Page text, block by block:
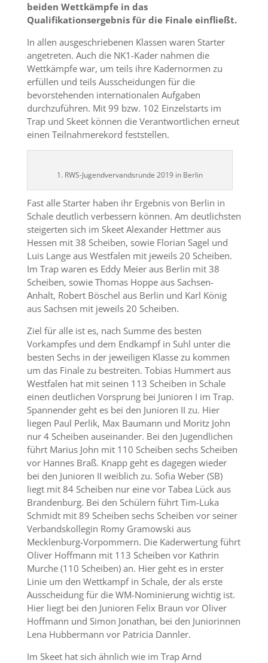
beiden Wettkämpfe in das
Qualifikationsergebnis für die Finale einfließt.
In allen ausgeschriebenen Klassen waren Starter
angetreten. Auch die NK1-Kader nahmen die
Wettkämpfe war, um teils ihre Kadernormen zu
erfüllen und teils Ausscheidungen für die
bevorstehenden internationalen Aufgaben
durchzuführen. Mit 99 bzw. 102 Einzelstarts im
Trap und Skeet können die Verantwortlichen erneut
einen Teilnahmerekord feststellen.
1. RWS-Jugendvervandsrunde 2019 in Berlin
Fast alle Starter haben ihr Ergebnis von Berlin in
Schale deutlich verbessern können. Am deutlichsten
steigerten sich im Skeet Alexander Hettmer aus
Hessen mit 38 Scheiben, sowie Florian Sagel und
Luis Lange aus Westfalen mit jeweils 20 Scheiben.
Im Trap waren es Eddy Meier aus Berlin mit 38
Scheiben, sowie Thomas Hoppe aus Sachsen-
Anhalt, Robert Böschel aus Berlin und Karl König
aus Sachsen mit jeweils 20 Scheiben.
Ziel für alle ist es, nach Summe des besten
Vorkampfes und dem Endkampf in Suhl unter die
besten Sechs in der jeweiligen Klasse zu kommen
um das Finale zu bestreiten. Tobias Hummert aus
Westfalen hat mit seinen 113 Scheiben in Schale
einen deutlichen Vorsprung bei Junioren I im Trap.
Spannender geht es bei den Junioren II zu. Hier
liegen Paul Perlik, Max Baumann und Moritz John
nur 4 Scheiben auseinander. Bei den Jugendlichen
führt Marius John mit 110 Scheiben sechs Scheiben
vor Hannes Braß. Knapp geht es dagegen wieder
bei den Junioren II weiblich zu. Sofia Weber (SB)
liegt mit 84 Scheiben nur eine vor Tabea Lück aus
Brandenburg. Bei den Schülern führt Tim-Luka
Schmidt mit 89 Scheiben sechs Scheiben vor seiner
Verbandskollegin Romy Gramowski aus
Mecklenburg-Vorpommern. Die Kaderwertung führt
Oliver Hoffmann mit 113 Scheiben vor Kathrin
Murche (110 Scheiben) an. Hier geht es in erster
Linie um den Wettkampf in Schale, der als erste
Ausscheidung für die WM-Nominierung wichtig ist.
Hier liegt bei den Junioren Felix Braun vor Oliver
Hoffmann und Simon Jonathan, bei den Juniorinnen
Lena Hubbermann vor Patricia Dannler.
Im Skeet hat sich ähnlich wie im Trap Arnd